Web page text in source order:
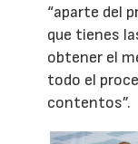
“aparte del
que tienes
obtener el
todo el
contentos”.